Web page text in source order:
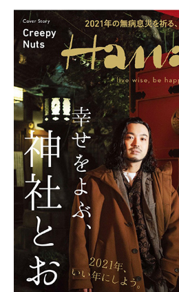
セルキュア４TPLUS
セルキュア４T++
草刈民代さんスペシャルトークショー